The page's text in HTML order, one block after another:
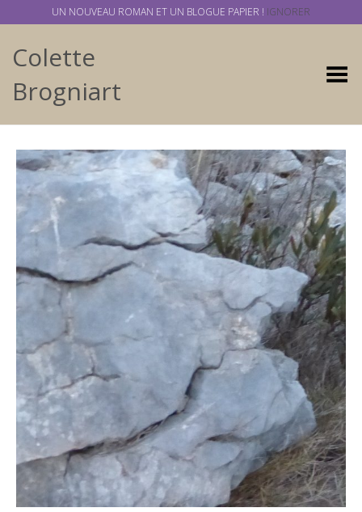
Colette
Brogniart
Basculer
UN NOUVEAU ROMAN ET UN BLOGUE PAPIER ! IGNORER